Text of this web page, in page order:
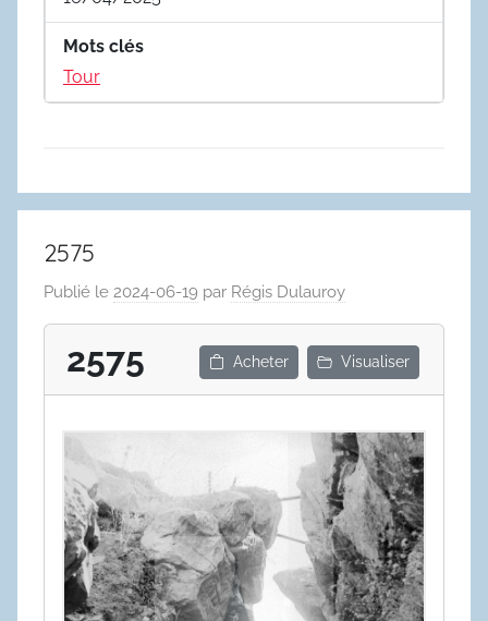
Mots clés
Tour
2575
Publié le 2024-06-19 par Régis Dulauroy
2575 Acheter Visualiser